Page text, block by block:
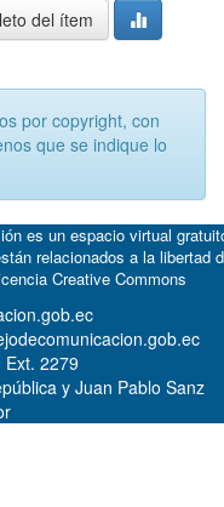
del ítem
por copyright, con
que se indique lo
es un espacio virtual
relacionados a la libertad
Creative Commons
2279
y Juan Pablo Sanz